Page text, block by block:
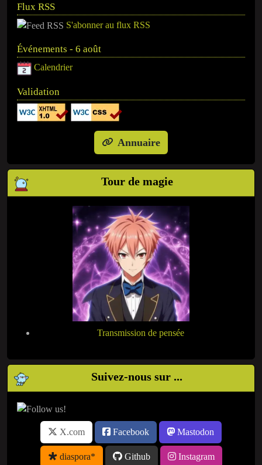
Flux RSS
S'abonner au flux RSS
Événements - 6 août
Calendrier
Validation
Annuaire
Tour de magie
Transmission de pensée
Suivez-nous sur ...
X.com Facebook Mastodon
diaspora* Github Instagram